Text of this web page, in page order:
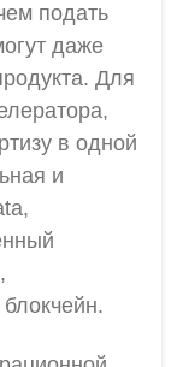
подать
даже
Для
в одной
и